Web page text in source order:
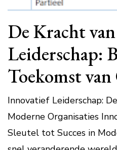
De Kracht
Leiderschap:
Toekomst
Innovatief Leiderschap:
Moderne Organisaties
Sleutel tot Succes in